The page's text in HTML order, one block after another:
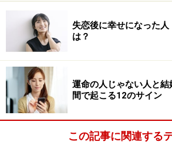
失恋後に幸せになった
は？
運命の人じゃない人と
間で起こる12のサイン
この記事に関連する